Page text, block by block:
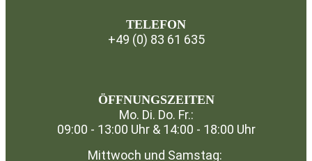
TELEFON
+49 (0) 83 61 635
ÖFFNUNGSZEITEN
Mo. Di. Do. Fr.:
09:00 - 13:00 Uhr & 14:00 - 18:00 Uhr
Mittwoch und Samstag: